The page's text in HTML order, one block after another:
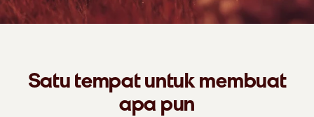
Satu tempat untuk membuat
apa pun